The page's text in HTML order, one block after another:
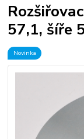
57,1, šíře
Novinka